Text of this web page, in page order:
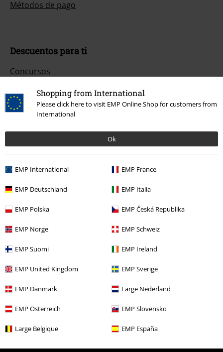
Shopping from International
Please click here to visit EMP Online Shop for customers from
International
Ok
EMP International EMP France
EMP Deutschland EMP Italia
EMP Polska EMP Česká Republika
EMP Norge EMP Schweiz
EMP Suomi EMP Ireland
EMP United Kingdom EMP Sverige
EMP Danmark Large Nederland
EMP Österreich EMP Slovensko
Large Belgique EMP España
Métodos de pago
Descuentos para ti
Concursos
Cheques Regalo
Descuento para estudiantes
EMP Backstage Club
Sobre EMP